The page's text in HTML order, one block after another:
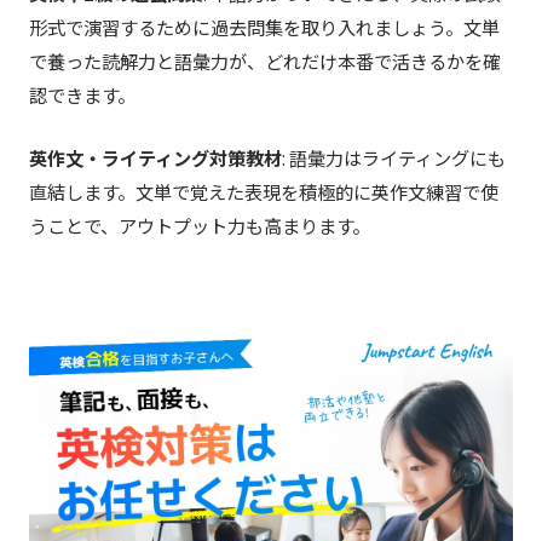
形式で演習するために過去問集を取り入れましょう。文単
で養った読解力と語彙力が、どれだけ本番で活きるかを確
認できます。
英作文・ライティング対策教材: 語彙力はライティングにも
直結します。文単で覚えた表現を積極的に英作文練習で使
うことで、アウトプット力も高まります。